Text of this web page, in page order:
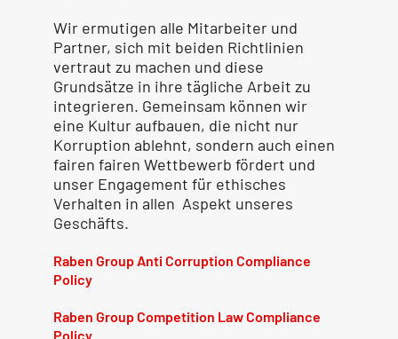
Wir ermutigen alle Mitarbeiter und
Partner, sich mit beiden Richtlinien
vertraut zu machen und diese
Grundsätze in ihre tägliche Arbeit zu
integrieren. Gemeinsam können wir
eine Kultur aufbauen, die nicht nur
Korruption ablehnt, sondern auch einen
fairen fairen Wettbewerb fördert und
unser Engagement für ethisches
Verhalten in allen Aspekt unseres
Geschäfts.
Raben Group Anti Corruption Compliance
Policy
Raben Group Competition Law Compliance
Policy